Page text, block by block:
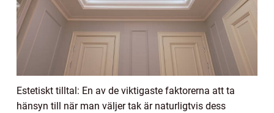
Estetiskt tilltal: En av de viktigaste faktorerna att ta
hänsyn till när man väljer tak är naturligtvis dess